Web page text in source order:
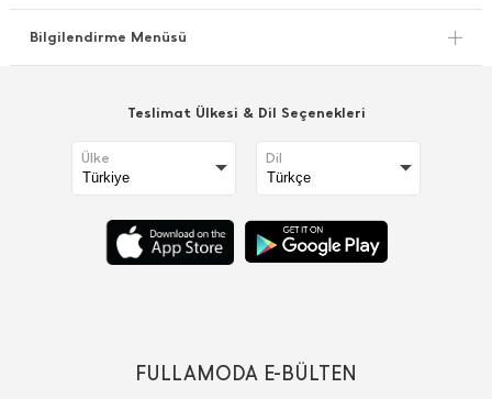
Bilgilendirme Menüsü
Teslimat Ülkesi & Dil Seçenekleri
Ülke Dil
FULLAMODA E-BÜLTEN